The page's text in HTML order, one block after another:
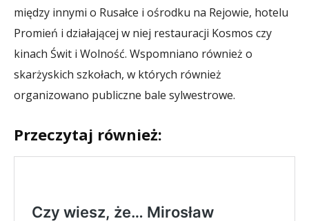
między innymi o Rusałce i ośrodku na Rejowie, hotelu
Promień i działającej w niej restauracji Kosmos czy
kinach Świt i Wolność. Wspomniano również o
skarżyskich szkołach, w których również
organizowano publiczne bale sylwestrowe.
Przeczytaj również: